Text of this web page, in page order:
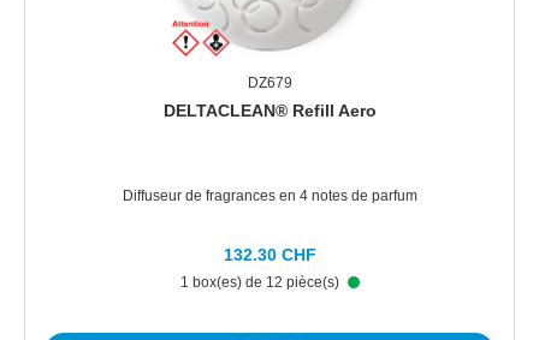
DZ679
DELTACLEAN® Refill Aero
Diffuseur de fragrances en 4 notes de parfum
1 box(es) de 12 pièce(s)
132.30 CHF